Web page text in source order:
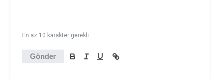
Gönder
En az 10 karakter gerekli